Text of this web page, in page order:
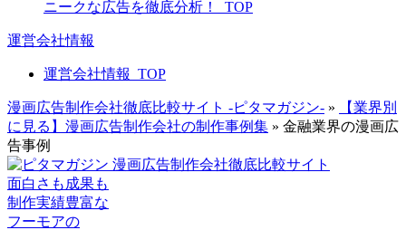
ニークな広告を徹底分析！_TOP
運営会社情報
運営会社情報_TOP
漫画広告制作会社徹底比較サイト -ピタマガジン- »
【業界別
に見る】漫画広告制作会社の制作事例集 » 金融業界の漫画広
告事例
面白さも成果も
制作実績豊富な
フーモアの